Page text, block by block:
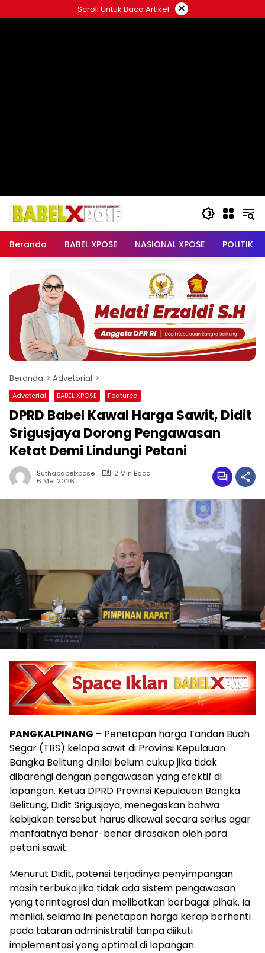
ke
Scroll Untuk Baca Artikel ×
Beranda BABEL XPOSE NASIONAL XPOSE POLITIK
Beranda Advetorial
Advetorial BABEL XPOSE Featured
DPRD Babel Kawal Harga Sawit, Didit
Srigusjaya Dorong Pengawasan
Ketat Demi Lindungi Petani
Suthababelxpose
2 Min Baca
6 Mei 2026
PANGKALPINANG – Penetapan harga Tandan Buah
Segar (TBS) kelapa sawit di Provinsi Kepulauan
Bangka Belitung dinilai belum cukup jika tidak
dibarengi dengan pengawasan yang efektif di
lapangan. Ketua DPRD Provinsi Kepulauan Bangka
Belitung, Didit Srigusjaya, menegaskan bahwa
kebijakan tersebut harus dikawal secara serius agar
manfaatnya benar-benar dirasakan oleh para
petani sawit.
Menurut Didit, potensi terjadinya penyimpangan
masih terbuka jika tidak ada sistem pengawasan
yang terintegrasi dan melibatkan berbagai pihak. Ia
menilai, selama ini penetapan harga kerap berhenti
pada tataran administratif tanpa diikuti
implementasi yang optimal di lapangan.